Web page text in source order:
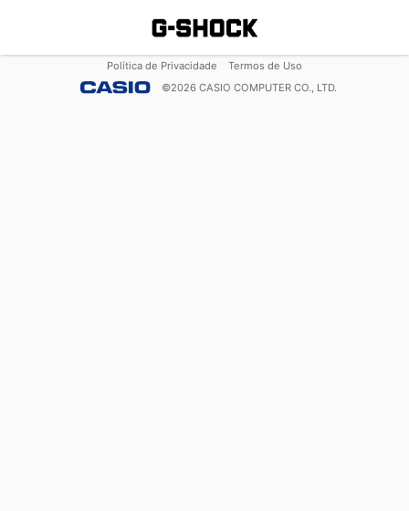
Política de Privacidade
Termos de Uso
©2026 CASIO COMPUTER CO., LTD.